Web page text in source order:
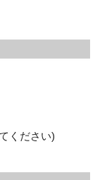
ください)